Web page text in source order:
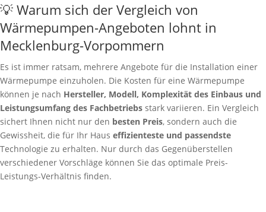
💡 Warum sich der Vergleich von
Wärmepumpen-Angeboten lohnt in
Mecklenburg-Vorpommern
Es ist immer ratsam, mehrere Angebote für die Installation einer
Wärmepumpe einzuholen. Die Kosten für eine Wärmepumpe
können je nach Hersteller, Modell, Komplexität des Einbaus und
Leistungsumfang des Fachbetriebs stark variieren. Ein Vergleich
sichert Ihnen nicht nur den besten Preis, sondern auch die
Gewissheit, die für Ihr Haus effizienteste und passendste
Technologie zu erhalten. Nur durch das Gegenüberstellen
verschiedener Vorschläge können Sie das optimale Preis-
Leistungs-Verhältnis finden.